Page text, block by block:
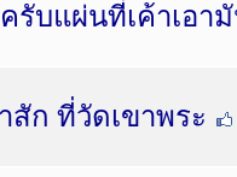
รับแผ่นที่เค้าเอา
สัก ที่วัดเขาพระ